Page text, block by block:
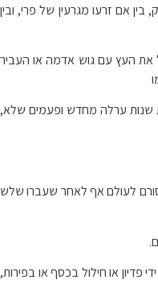
בין אם זרעו מגרעין של פרי, ובין
את העץ עם גוש אדמה או העביר
שנות ערלה מחדש ופעמים שלא,
לעולם אף לאחר שעברו שלש
פדיון או חילול בכסף או בפירות,